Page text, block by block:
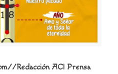
Redacción ACI Prensa